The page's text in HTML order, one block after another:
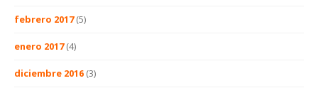
febrero 2017(5)
enero 2017(4)
diciembre 2016 (3)